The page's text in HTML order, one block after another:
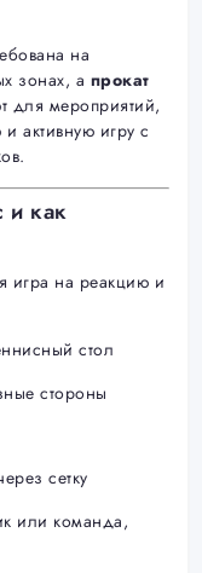
на
зонах, а прокат
для мероприятий,
активную игру с
и как
игра на реакцию и
стол
стороны
сетку
или команда,